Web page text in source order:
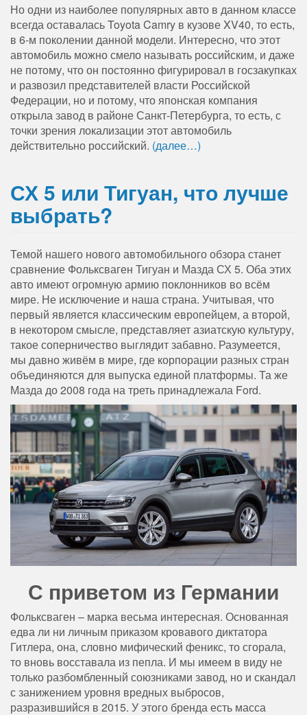
Но одни из наиболее популярных авто в данном классе
всегда оставалась Toyota Camry в кузове XV40, то есть,
в 6-м поколении данной модели. Интересно, что этот
автомобиль можно смело называть российским, и даже
не потому, что он постоянно фигурировал в госзакупках
и развозил представителей власти Российской
Федерации, но и потому, что японская компания
открыла завод в районе Санкт-Петербурга, то есть, с
точки зрения локализации этот автомобиль
действительно российский. (далее…)
СХ 5 или Тигуан, что лучше
выбрать?
Темой нашего нового автомобильного обзора станет
сравнение Фольксваген Тигуан и Мазда СХ 5. Оба этих
авто имеют огромную армию поклонников во всём
мире. Не исключение и наша страна. Учитывая, что
первый является классическим европейцем, а второй,
в некотором смысле, представляет азиатскую культуру,
такое соперничество выглядит забавно. Разумеется,
мы давно живём в мире, где корпорации разных стран
объединяются для выпуска единой платформы. Та же
Мазда до 2008 года на треть принадлежала Ford.
С приветом из Германии
Фольксваген – марка весьма интересная. Основанная
едва ли ни личным приказом кровавого диктатора
Гитлера, она, словно мифический феникс, то сгорала,
то вновь восставала из пепла. И мы имеем в виду не
только разбомбленный союзниками завод, но и скандал
с занижением уровня вредных выбросов,
разразившийся в 2015. У этого бренда есть масса